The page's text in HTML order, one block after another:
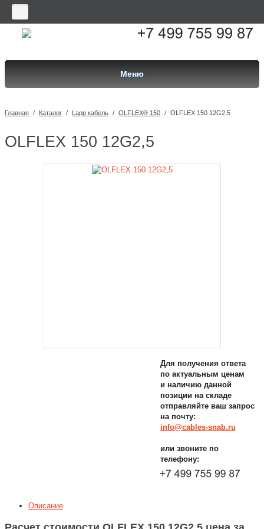
Меню
Главная / Каталог / Lapp кабель / OLFLEX® 150 / OLFLEX 150 12G2,5
OLFLEX 150 12G2,5
Для получения ответа
по актуальным ценам
и наличию данной
позиции на складе
отправляйте ваш запрос
на почту:
info@cables-snab.ru
или звоните по
телефону:
Описание